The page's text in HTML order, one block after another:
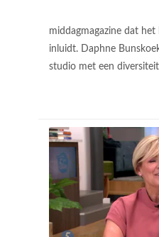
middagmagazine dat het
inluidt. Daphne
studio met een